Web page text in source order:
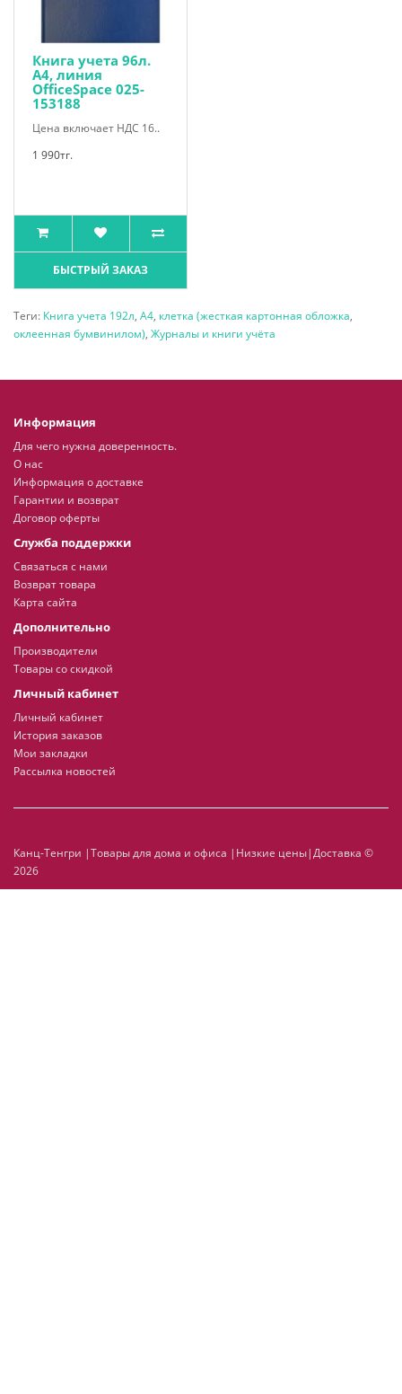
Книга учета 96л.
А4, линия
OfficeSpace 025-
153188
Цена включает НДС 16..
1 990тг.
БЫСТРЫЙ ЗАКАЗ
Теги: Книга учета 192л, А4, клетка (жесткая картонная обложка,
оклеенная бумвинилом), Журналы и книги учёта
Информация
Для чего нужна доверенность.
О нас
Информация о доставке
Гарантии и возврат
Договор оферты
Служба поддержки
Связаться с нами
Возврат товара
Карта сайта
Дополнительно
Производители
Товары со скидкой
Личный кабинет
Личный кабинет
История заказов
Мои закладки
Рассылка новостей
Канц-Тенгри |Товары для дома и офиса |Низкие цены|Доставка ©
2026